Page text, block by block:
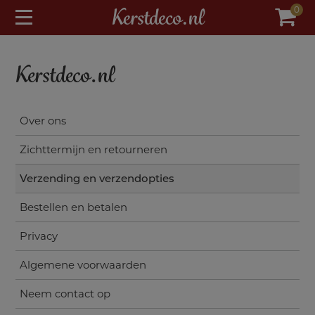
Kerstdeco.nl 0
Kerstdeco.nl
Over ons
Zichttermijn en retourneren
Verzending en verzendopties
Bestellen en betalen
Privacy
Algemene voorwaarden
Neem contact op
modal-check